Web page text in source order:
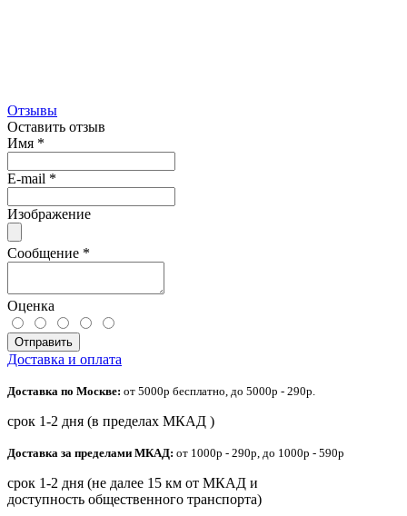
Отзывы
Оставить отзыв
Имя *
E-mail *
Изображение
Сообщение *
Оценка
Отправить
Доставка и оплата
Доставка по Москве: от 5000р бесплатно, до 5000р - 290р.
срок 1-2 дня (в пределах МКАД )
Доставка за пределами МКАД: от 1000р - 290р, до 1000р - 590р
срок 1-2 дня (не далее 15 км от МКАД и
доступность общественного транспорта)